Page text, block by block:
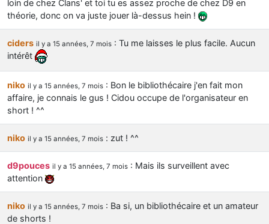
loin de chez Clans' et toi tu es assez proche de chez D9 en
théorie, donc on va juste jouer là-dessus hein !
ciders il y a 15 années, 7 mois : Tu me laisses le plus facile. Aucun
intérêt
niko il y a 15 années, 7 mois : Bon le bibliothécaire j'en fait mon
affaire, je connais le gus ! Cidou occupe de l'organisateur en
short ! ^^
niko il y a 15 années, 7 mois : zut ! ^^
d9pouces il y a 15 années, 7 mois : Mais ils surveillent avec
attention
niko il y a 15 années, 7 mois : Ba si, un bibliothécaire et un amateur
de shorts !